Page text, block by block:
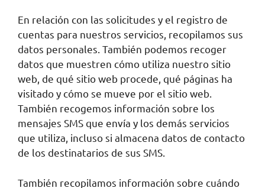
En relación con las solicitudes y el registro de
cuentas para nuestros servicios, recopilamos sus
datos personales. También podemos recoger
datos que muestren cómo utiliza nuestro sitio
web, de qué sitio web procede, qué páginas ha
visitado y cómo se mueve por el sitio web.
También recogemos información sobre los
mensajes SMS que envía y los demás servicios
que utiliza, incluso si almacena datos de contacto
de los destinatarios de sus SMS.
También recopilamos información sobre cuándo